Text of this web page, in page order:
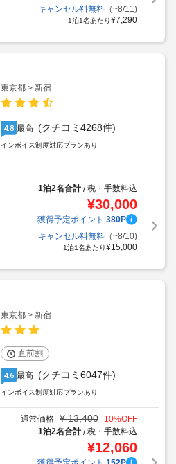
キャンセル料無料（~8/11)
1泊1名あたり¥7,290
東京都 > 新宿
4.8 最高 (クチコミ4268件)
インボイス制度対応プランあり
1泊2名合計/税・手数料込
¥30,000
獲得予定ポイント:380P
キャンセル料無料（~8/10)
1泊1名あたり¥15,000
東京都 > 新宿
直前割
4.6 最高 (クチコミ6047件)
インボイス制度対応プランあり
通常価格 ¥ 13,400 10%OFF
1泊2名合計/税・手数料込
¥12,060